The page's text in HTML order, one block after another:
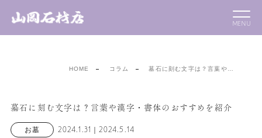
HOME コラム 墓石に刻む文字は？言葉や…
墓石に刻む文字は？言葉や漢字・書体のおすすめを紹介
お墓 2024.1.31｜2024.5.14